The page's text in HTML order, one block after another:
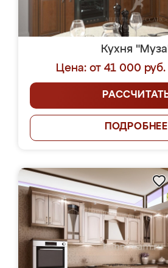
Кухня
Цена: от 41 000 руб.
ПОДРОБНЕЕ